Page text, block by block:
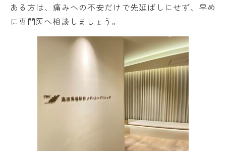
ある方は、痛みへの不安だけで先延ばしにせず、早め
に専門医へ相談しましょう。